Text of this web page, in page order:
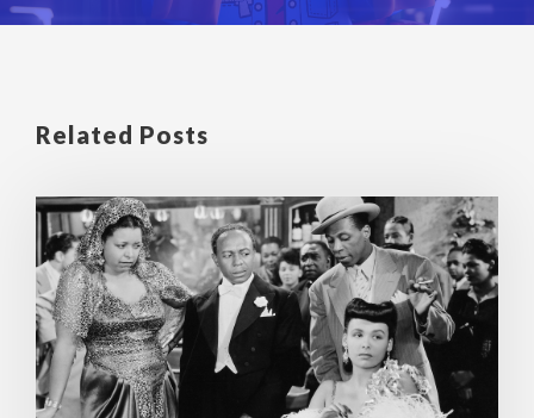
Related Posts